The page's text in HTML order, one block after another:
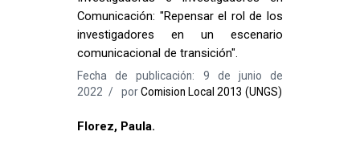
Comunicación: "Repensar el rol de los
investigadores en un escenario
comunicacional de transición".
Fecha de publicación: 9 de junio de
2022
porComision Local 2013 (UNGS)
Florez, Paula.